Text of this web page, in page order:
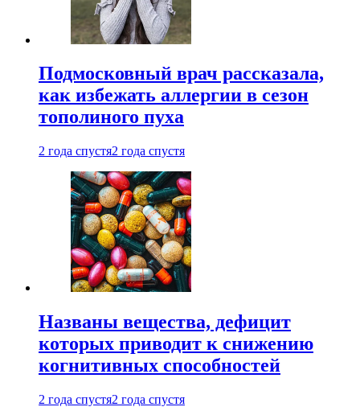
Подмосковный врач рассказала,
как избежать аллергии в сезон
тополиного пуха
2 года спустя2 года спустя
Названы вещества, дефицит
которых приводит к снижению
когнитивных способностей
2 года спустя2 года спустя